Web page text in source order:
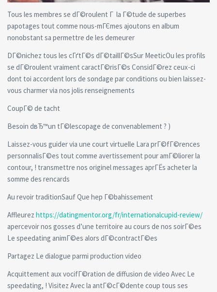
Tous les membres se dГ©roulent Г la Г©tude de superbes
papotages tout comme nous-mГЄmes ajoutons en album
nonobstant sa permettre de les demeurer
DГ©nichez tous les cГґtГ©s dГ©taillГ©sSur MeeticOu les profils
se dГ©roulent vraiment caractГ©risГ©s ConsidГ©rez ceux-ci
dont toi accordent lors de sondage par conditions ou bien laissez-
vous charmer via nos jolis renseignements
CoupГ© de tacht
Besoin dвЂ™un tГ©lescopage de convenablement ? )
Laissez-vous guider via une court virtuelle Lara prГ©fГ©rences
personnalisГ©es tout comme avertissement pour amГ©liorer la
contour, ! transmettre nos originel messages aprГЁs acheter la
somme des rencards
Au revoir traditionSauf Que hep Г©bahissement
Affleurez https://datingmentor.org/fr/internationalcupid-review/
apercevoir nos gosses d’une territoire au cours de nos soirГ©es
Le speedating animГ©es alors dГ©contractГ©es
Partagez Le dialogue parmi production video
Acquittement aux vocifГ©ration de diffusion de video Avec Le
speedating, ! Visitez Avec la antГ©cГ©dente coup tous ses